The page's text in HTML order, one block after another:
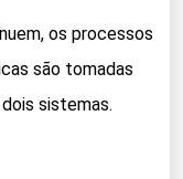
os processos
são tomadas
sistemas.